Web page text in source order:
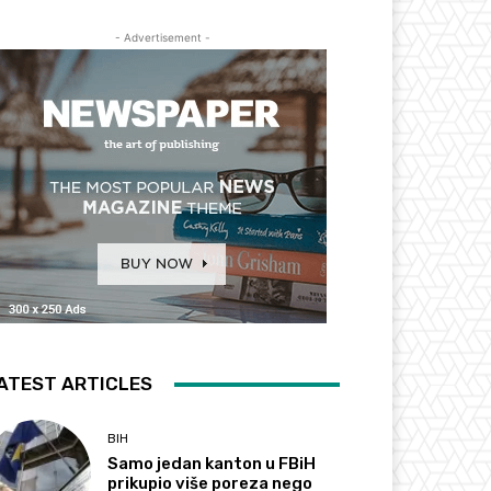
- Advertisement -
ARTICLES
BIH
Samo jedan kanton u FBiH
prikupio više poreza nego